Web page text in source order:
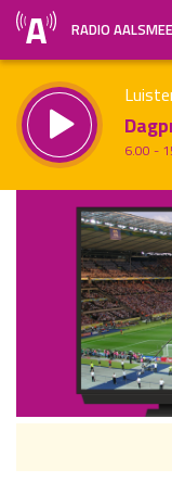
RADIO
6.00 -